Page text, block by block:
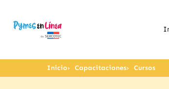
Inicio Capacitaciones Cursos